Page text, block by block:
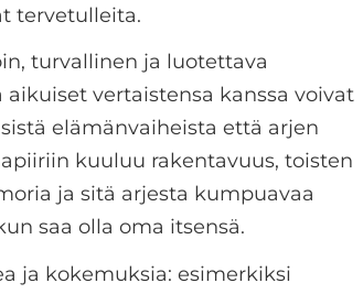
tervetulleita.
turvallinen ja luotettava
vertaistensa kanssa voivat
elämänvaiheista että arjen
kuuluu rakentavuus, toisten
ja sitä arjesta kumpuavaa
saa olla oma itsensä.
ja kokemuksia: esimerkiksi